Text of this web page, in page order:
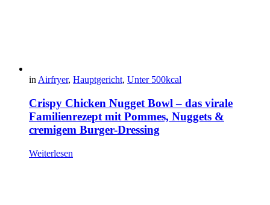
in Airfryer, Hauptgericht, Unter 500kcal
Crispy Chicken Nugget Bowl – das virale
Familienrezept mit Pommes, Nuggets &
cremigem Burger-Dressing
Weiterlesen